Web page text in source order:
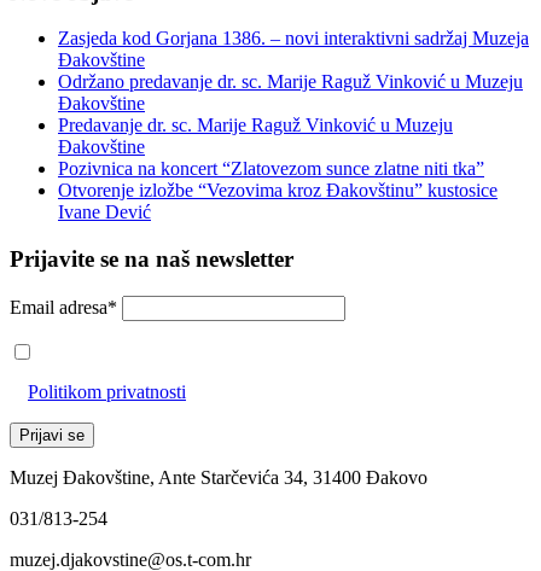
Zasjeda kod Gorjana 1386. – novi interaktivni sadržaj Muzeja
Đakovštine
Održano predavanje dr. sc. Marije Raguž Vinković u Muzeju
Đakovštine
Predavanje dr. sc. Marije Raguž Vinković u Muzeju
Đakovštine
Pozivnica na koncert “Zlatovezom sunce zlatne niti tka”
Otvorenje izložbe “Vezovima kroz Đakovštinu” kustosice
Ivane Dević
Prijavite se na naš newsletter
Email adresa*
Politikom privatnosti
Muzej Đakovštine, Ante Starčevića 34, 31400 Đakovo
031/813-254
muzej.djakovstine@os.t-com.hr